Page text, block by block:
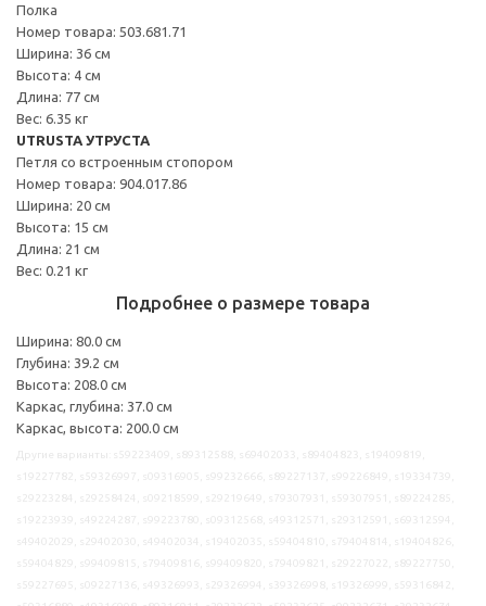
Полка
Номер товара: 503.681.71
Ширина: 36 см
Высота: 4 см
Длина: 77 см
Вес: 6.35 кг
UTRUSTA УТРУСТА
Петля со встроенным стопором
Номер товара: 904.017.86
Ширина: 20 см
Высота: 15 см
Длина: 21 см
Вес: 0.21 кг
Подробнее о размере товара
Ширина: 80.0 см
Глубина: 39.2 см
Высота: 208.0 см
Каркас, глубина: 37.0 см
Каркас, высота: 200.0 см